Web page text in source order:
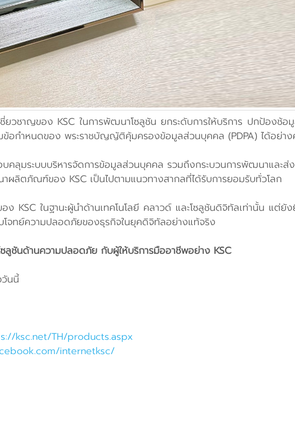
ยวชาญของ KSC ในการพัฒนาโซลูชัน ยกระดับการให้บริการ ปกป้องช้
ข้อกำหนดของ พระราชบัญญัติคุ้มครองข้อมูลส่วนบุคคล (PDPA) ได้อย่า
บคลุมระบบบริหารจัดการข้อมูลส่วนบุคคล รวมถึงกระบวนการพัฒนาและ
ผลิตภัณฑ์ของ KSC เป็นไปตามแนวทางสากลที่ได้รับการยอมรับทั่วโลก
อง KSC ในฐานะผู้นำด้านเทคโนโลยี คลาวด์ และโซลูชันดิจิทัลเท่านั้น แ
จทย์ความปลอดภัยของธุรกิจในยุคดิจิทัลอย่างแท้จริง
ลูชันด้านความปลอดภัย กับผู้ให้บริการมืออาชีพอย่าง KSC
วันนี้
ksc.net/TH/products.aspx
internetksc/